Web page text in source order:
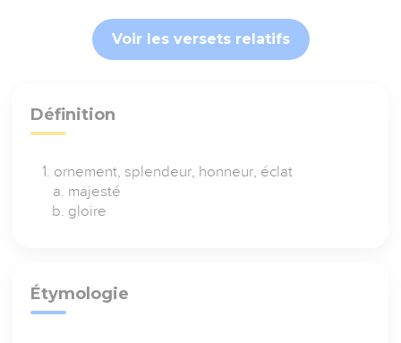
Voir les versets relatifs
Définition
ornement, splendeur, honneur, éclat
majesté
gloire
Étymologie